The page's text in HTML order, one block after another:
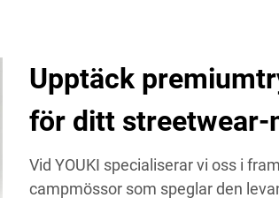
Upptäck
för ditt streetwear-
Vid YOUKI specialiserar vi oss i
campmössor som speglar den